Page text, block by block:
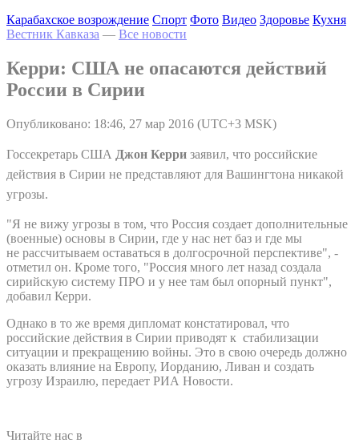
Карабахское возрождение Спорт Фото Видео Здоровье Кухня
Вестник Кавказа — Все новости
Керри: США не опасаются действий
России в Сирии
Опубликовано: 18:46, 27 мар 2016 (UTC+3 MSK)
Госсекретарь США Джон Керри заявил, что российские
действия в Сирии не представляют для Вашингтона никакой
угрозы.
"Я не вижу угрозы в том, что Россия создает дополнительные
(военные) основы в Сирии, где у нас нет баз и где мы
не рассчитываем оставаться в долгосрочной перспективе", -
отметил он. Кроме того, "Россия много лет назад создала
сирийскую систему ПРО и у нее там был опорный пункт",
добавил Керри.
Однако в то же время дипломат констатировал, что
российские действия в Сирии приводят к стабилизации
ситуации и прекращению войны. Это в свою очередь должно
оказать влияние на Европу, Иорданию, Ливан и создать
угрозу Израилю, передает РИА Новости.
Читайте нас в